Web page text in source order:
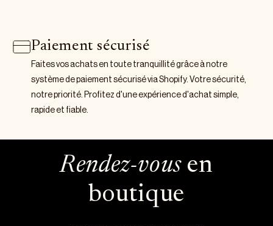
Paiement sécurisé
Faites vos achats en toute tranquillité grâce à notre
système de paiement sécurisé via Shopify. Votre sécurité,
notre priorité. Profitez d'une expérience d'achat simple,
rapide et fiable.
Rendez-vousen
boutique